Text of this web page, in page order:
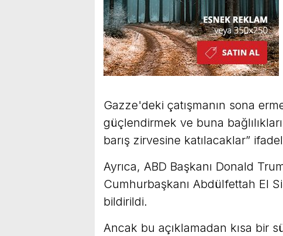
Gazze'deki çatışmanın sona
güçlendirmek ve buna
barış zirvesine katılacaklar”
Ayrıca, ABD Başkanı Donald
Cumhurbaşkanı Abdülfettah El
bildirildi.
Ancak bu açıklamadan kısa bir